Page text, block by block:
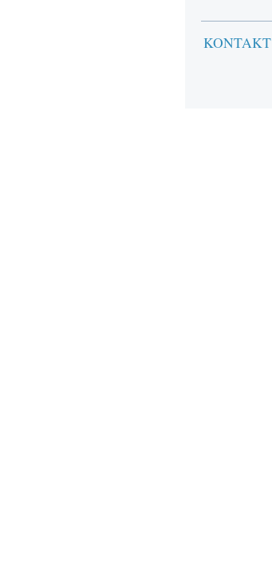
KONTAKT